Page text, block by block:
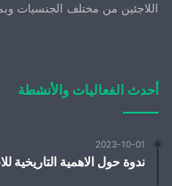
اللاجئين من مختلف الجنسيات
أحدث الفعاليات والأنشطة
2023-10-01
ندوة حول الاهمية التاريخية